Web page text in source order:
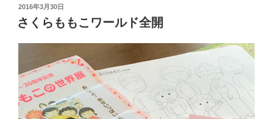
投
稿
日:
2016年3月30日
さくらももこワールド全開